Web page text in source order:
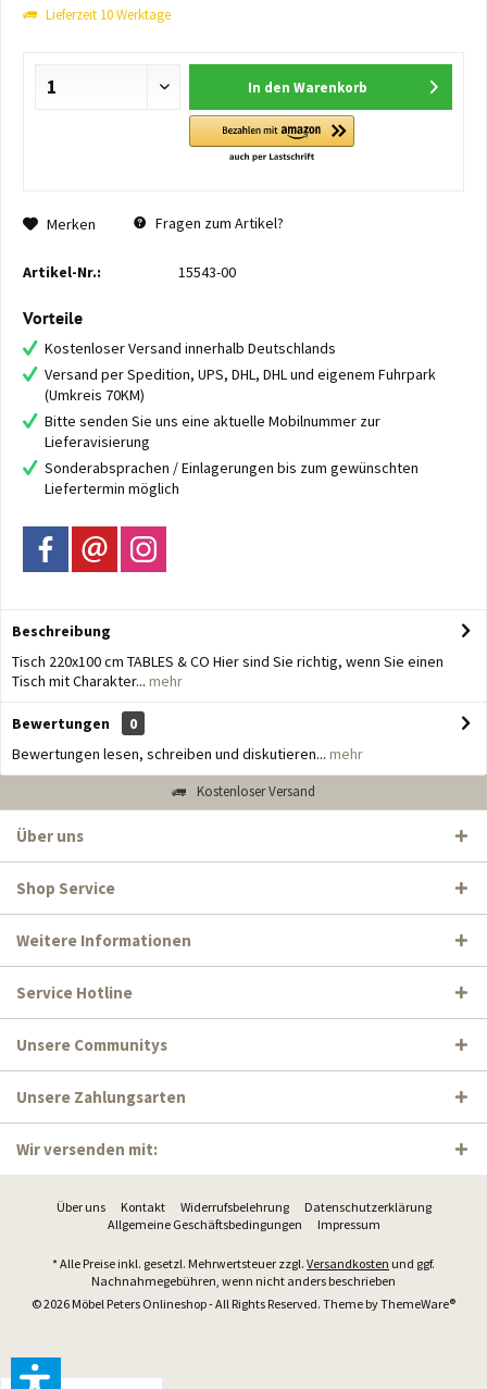
Lieferzeit 10 Werktage
In den Warenkorb
Merken Fragen zum Artikel?
Artikel-Nr.: 15543-00
Vorteile
Kostenloser Versand innerhalb Deutschlands
Versand per Spedition, UPS, DHL, DHL und eigenem Fuhrpark
(Umkreis 70KM)
Bitte senden Sie uns eine aktuelle Mobilnummer zur
Lieferavisierung
Sonderabsprachen / Einlagerungen bis zum gewünschten
Liefertermin möglich
Beschreibung
Tisch 220x100 cm TABLES & CO Hier sind Sie richtig, wenn Sie einen
Tisch mit Charakter... mehr
Bewertungen
0
Bewertungen lesen, schreiben und diskutieren... mehr
Kostenloser Versand
Über uns
Shop Service
Weitere Informationen
Service Hotline
Unsere Communitys
Unsere Zahlungsarten
Wir versenden mit:
Über uns Kontakt Widerrufsbelehrung
Datenschutzerklärung
Allgemeine Geschäftsbedingungen
Impressum
* Alle Preise inkl. gesetzl. Mehrwertsteuer zzgl. Versandkosten und ggf.
Nachnahmegebühren, wenn nicht anders beschrieben
© 2026 Möbel Peters Onlineshop - All Rights Reserved. Theme byThemeWare®